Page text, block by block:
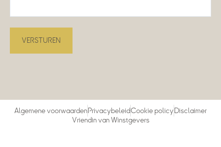
Algemene voorwaardenPrivacybeleidCookie policyDisclaimer
Vriendin van Winstgevers